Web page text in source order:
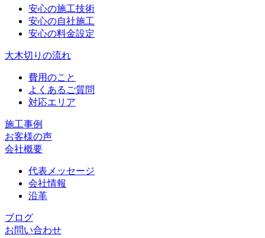
安心の施工技術
安心の自社施工
安心の料金設定
大木切りの流れ
費用のこと
よくあるご質問
対応エリア
施工事例
お客様の声
会社概要
代表メッセージ
会社情報
沿革
ブログ
お問い合わせ